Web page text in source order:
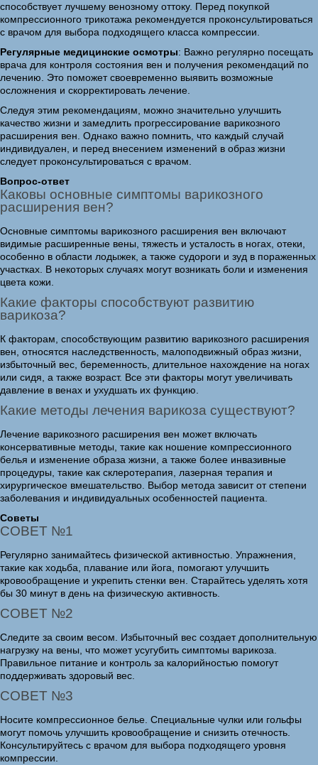
способствует лучшему венозному оттоку. Перед покупкой
компрессионного трикотажа рекомендуется проконсультироваться
с врачом для выбора подходящего класса компрессии.
Регулярные медицинские осмотры: Важно регулярно посещать
врача для контроля состояния вен и получения рекомендаций по
лечению. Это поможет своевременно выявить возможные
осложнения и скорректировать лечение.
Следуя этим рекомендациям, можно значительно улучшить
качество жизни и замедлить прогрессирование варикозного
расширения вен. Однако важно помнить, что каждый случай
индивидуален, и перед внесением изменений в образ жизни
следует проконсультироваться с врачом.
Вопрос-ответ
Каковы основные симптомы варикозного
расширения вен?
Основные симптомы варикозного расширения вен включают
видимые расширенные вены, тяжесть и усталость в ногах, отеки,
особенно в области лодыжек, а также судороги и зуд в пораженных
участках. В некоторых случаях могут возникать боли и изменения
цвета кожи.
Какие факторы способствуют развитию
варикоза?
К факторам, способствующим развитию варикозного расширения
вен, относятся наследственность, малоподвижный образ жизни,
избыточный вес, беременность, длительное нахождение на ногах
или сидя, а также возраст. Все эти факторы могут увеличивать
давление в венах и ухудшать их функцию.
Какие методы лечения варикоза существуют?
Лечение варикозного расширения вен может включать
консервативные методы, такие как ношение компрессионного
белья и изменение образа жизни, а также более инвазивные
процедуры, такие как склеротерапия, лазерная терапия и
хирургическое вмешательство. Выбор метода зависит от степени
заболевания и индивидуальных особенностей пациента.
Советы
СОВЕТ №1
Регулярно занимайтесь физической активностью. Упражнения,
такие как ходьба, плавание или йога, помогают улучшить
кровообращение и укрепить стенки вен. Старайтесь уделять хотя
бы 30 минут в день на физическую активность.
СОВЕТ №2
Следите за своим весом. Избыточный вес создает дополнительную
нагрузку на вены, что может усугубить симптомы варикоза.
Правильное питание и контроль за калорийностью помогут
поддерживать здоровый вес.
СОВЕТ №3
Носите компрессионное белье. Специальные чулки или гольфы
могут помочь улучшить кровообращение и снизить отечность.
Консультируйтесь с врачом для выбора подходящего уровня
компрессии.